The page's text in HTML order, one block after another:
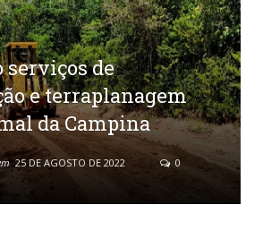
serviços de
e terraplanagem
da Campina
25 DE AGOSTO DE 2022
0